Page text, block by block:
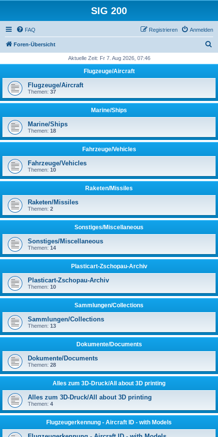
SIG 200
FAQ Anmelden
Registrieren
Foren-Übersicht
h
Aktuelle Zeit: Fr 7. Aug 2026, 07:46
Flugzeuge/Aircraft
Flugzeuge/Aircraft
Themen: 37
Marine/Ships
Marine/Ships
Themen: 18
Fahrzeuge/Vehicles
Fahrzeuge/Vehicles
Themen: 10
Raketen/Missiles
Raketen/Missiles
Themen: 2
Sonstiges/Miscellaneous
Sonstiges/Miscellaneous
Themen: 14
Plasticart-Zschopau-Archiv
Plasticart-Zschopau-Archiv
Themen: 10
Sammlungen/Collections
Sammlungen/Collections
Themen: 13
Dokumente/Documents
Dokumente/Documents
Themen: 28
Alles zum 3D-Druck/All about 3D printing
Alles zum 3D-Druck/All about 3D printing
Themen: 4
Flugzeugerkennung - Aircraft ID - with Models